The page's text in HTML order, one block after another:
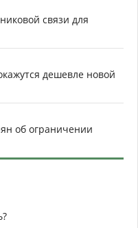
связи для
дешевле новой
об ограничении